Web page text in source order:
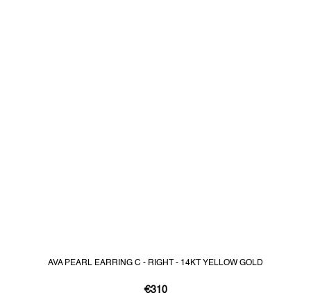
AVA PEARL EARRING C - RIGHT - 14KT YELLOW GOLD
€310